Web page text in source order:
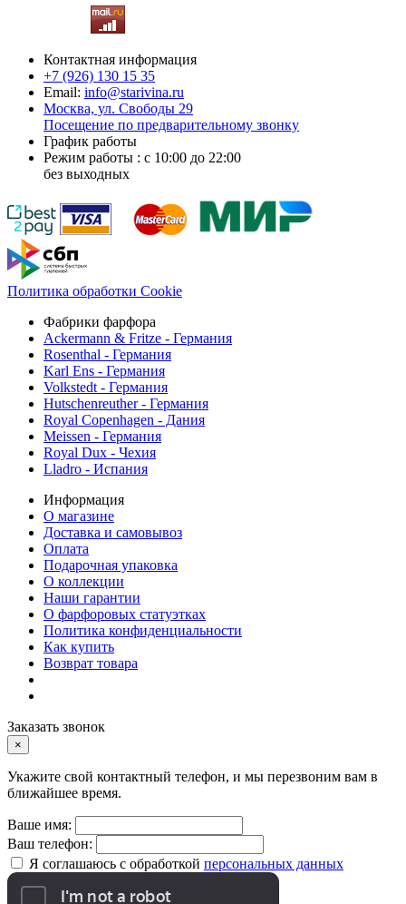
Контактная информация
+7 (926) 130 15 35
Email: info@starivina.ru
Москва, ул. Свободы 29
Посещение по предварительному звонку
График работы
Режим работы : с 10:00 до 22:00
без выходных
Политика обработки Cookie
Фабрики фарфора
Ackermann & Fritze - Германия
Rosenthal - Германия
Karl Ens - Германия
Volkstedt - Германия
Hutschenreuther - Германия
Royal Copenhagen - Дания
Meissen - Германия
Royal Dux - Чехия
Lladro - Испания
Информация
О магазине
Доставка и самовывоз
Оплата
Подарочная упаковка
О коллекции
Наши гарантии
О фарфоровых статуэтках
Политика конфиденциальности
Как купить
Возврат товара
Заказать звонок
×
Укажите свой контактный телефон, и мы перезвоним вам в
ближайшее время.
Ваше имя:
Ваш телефон:
Я соглашаюсь с обработкой персональных данных